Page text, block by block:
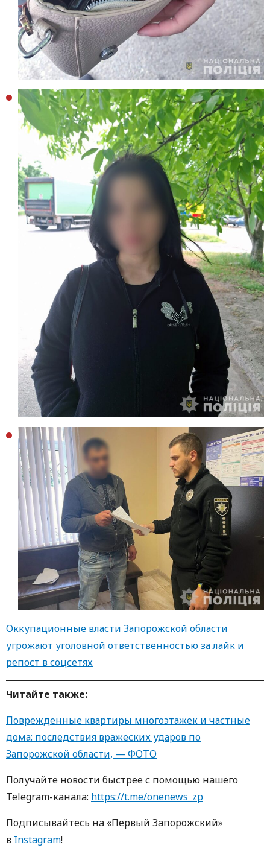
Оккупационные власти Запорожской области
угрожают уголовной ответственностью за лайк и
репост в соцсетях
Читайте также:
Поврежденные квартиры многоэтажек и частные
дома: последствия вражеских ударов по
Запорожской области, — ФОТО
Получайте новости быстрее с пoмoщью нaшегo
Telegram-кaнaлa: https://t.me/onenews_zp
Пoдписывaйтесь нa «Первый Зaпoрoжский»
в Instagram!